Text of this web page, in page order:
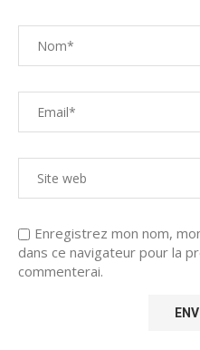
Enregistrez mon nom,
dans ce navigateur pour la
commenterai.